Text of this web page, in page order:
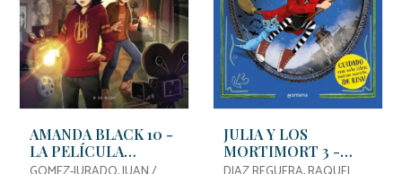
AMANDA BLACK 10 -
LA PELÍCULA
MALDITA
JULIA Y LOS
MORTIMORT 3 -
ESCUELA DE